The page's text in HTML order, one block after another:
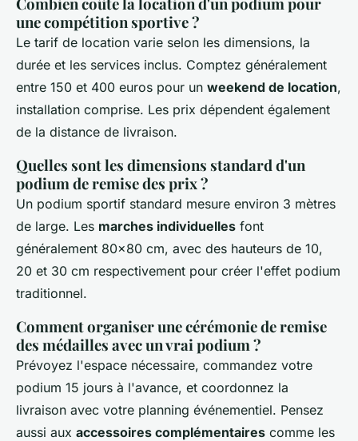
une compétition sportive ?
Le tarif de location varie selon les dimensions, la
durée et les services inclus. Comptez généralement
entre 150 et 400 euros pour un weekend de location,
installation comprise. Les prix dépendent également
de la distance de livraison.
Quelles sont les dimensions standard d'un
podium de remise des prix ?
Un podium sportif standard mesure environ 3 mètres
de large. Les marches individuelles font
généralement 80x80 cm, avec des hauteurs de 10,
20 et 30 cm respectivement pour créer l'effet podium
traditionnel.
Comment organiser une cérémonie de remise
des médailles avec un vrai podium ?
Prévoyez l'espace nécessaire, commandez votre
podium 15 jours à l'avance, et coordonnez la
livraison avec votre planning événementiel. Pensez
aussi aux accessoires complémentaires comme les